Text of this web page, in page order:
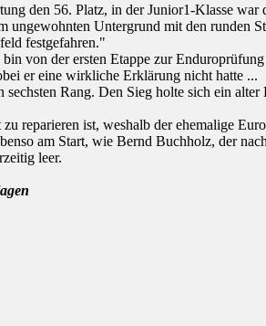
den 56. Platz, in der Junior1-Klasse war
ungewohnten Untergrund mit den
festgefahren."
von der ersten Etappe zur
er eine wirkliche Erklärung nicht hatte ...
Rang. Den Sieg holte sich ein
reparieren ist, weshalb der ehemalige
am Start, wie Bernd Buchholz, der
leer.